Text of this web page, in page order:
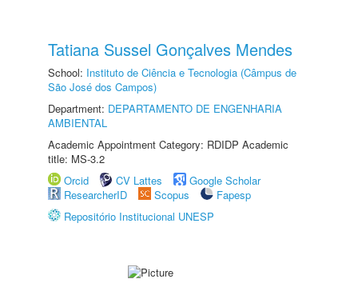
Tatiana Sussel Gonçalves Mendes
School: Instituto de Ciência e Tecnologia (Câmpus de
São José dos Campos)
Department: DEPARTAMENTO DE ENGENHARIA
AMBIENTAL
Academic Appointment Category: RDIDP Academic
title: MS-3.2
Orcid
CV Lattes
Google Scholar
ResearcherID
Scopus
Fapesp
Repositório Institucional UNESP